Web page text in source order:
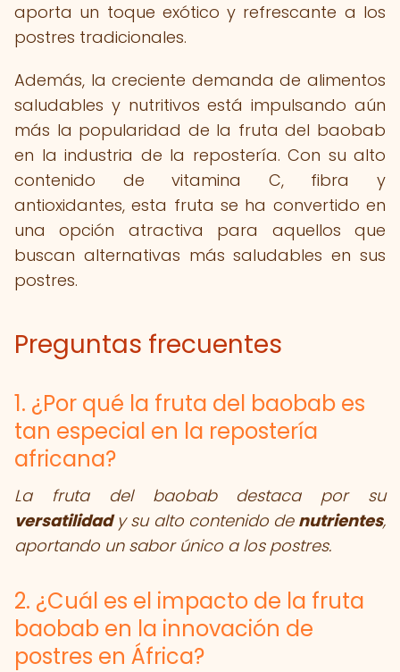
aporta un toque exótico y refrescante a los
postres tradicionales.
Además, la creciente demanda de alimentos
saludables y nutritivos está impulsando aún
más la popularidad de la fruta del baobab
en la industria de la repostería. Con su alto
contenido de vitamina C, fibra y
antioxidantes, esta fruta se ha convertido en
una opción atractiva para aquellos que
buscan alternativas más saludables en sus
postres.
Preguntas frecuentes
1. ¿Por qué la fruta del baobab es
tan especial en la repostería
africana?
La fruta del baobab destaca por su
versatilidady su alto contenido de nutrientes,
aportando un sabor único a los postres.
2. ¿Cuál es el impacto de la fruta
baobab en la innovación de
postres en África?